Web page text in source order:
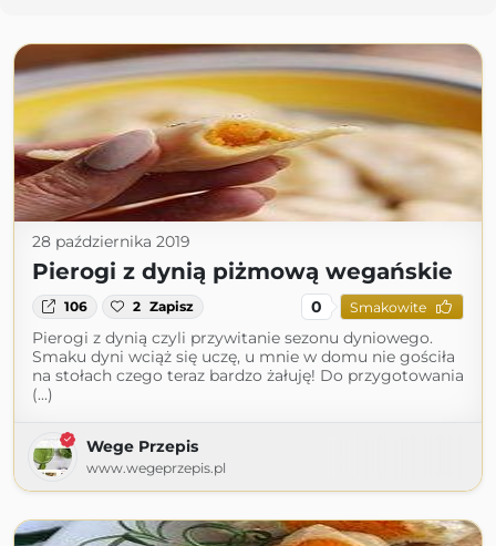
28 października 2019
Pierogi z dynią piżmową wegańskie
106 2 Zapisz 0 Smakowite
Pierogi z dynią czyli przywitanie sezonu dyniowego.
Smaku dyni wciąż się uczę, u mnie w domu nie gościła
na stołach czego teraz bardzo żałuję! Do przygotowania
(...)
Wege Przepis
www.wegeprzepis.pl